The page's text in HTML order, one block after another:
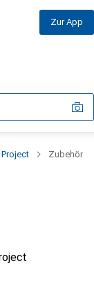
Zur App
Zubehör